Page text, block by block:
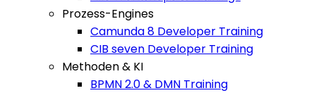
Prozess-Engines
Camunda 8 Developer Training
CIB seven Developer Training
Methoden & KI
BPMN 2.0 & DMN Training